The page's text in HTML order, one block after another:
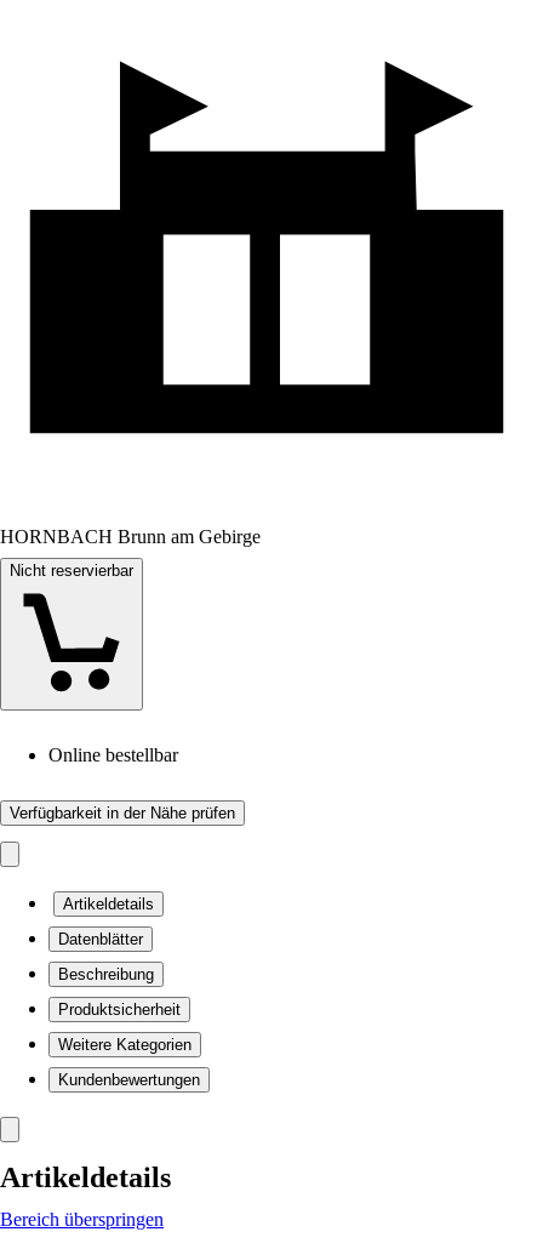
HORNBACH Brunn am Gebirge
Nicht reservierbar
Online bestellbar
Verfügbarkeit in der Nähe prüfen
Artikeldetails
Datenblätter
Beschreibung
Produktsicherheit
Weitere Kategorien
Kundenbewertungen
Artikeldetails
Bereich überspringen